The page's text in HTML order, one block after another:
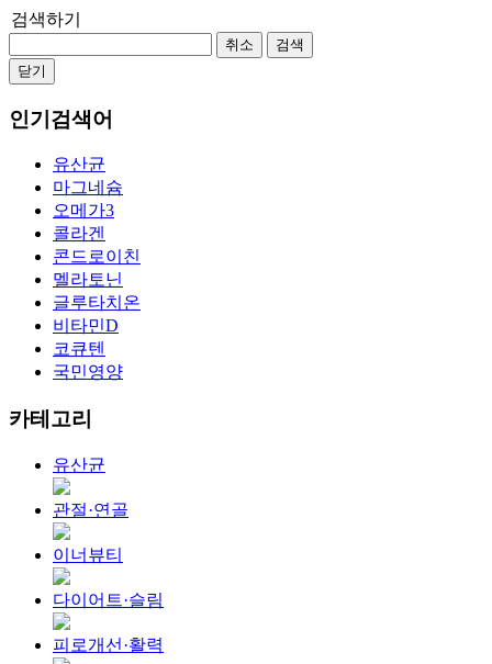
검색하기
취소
검색
닫기
인기검색어
유산균
마그네슘
오메가3
콜라겐
콘드로이친
멜라토닌
글루타치온
비타민D
코큐텐
국민영양
카테고리
유산균
관절·연골
이너뷰티
다이어트·슬림
피로개선·활력